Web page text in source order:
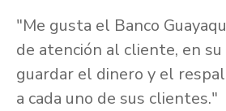
"Me gusta el Banco
de atención al cliente, en
guardar el dinero y el
a cada uno de sus clientes."